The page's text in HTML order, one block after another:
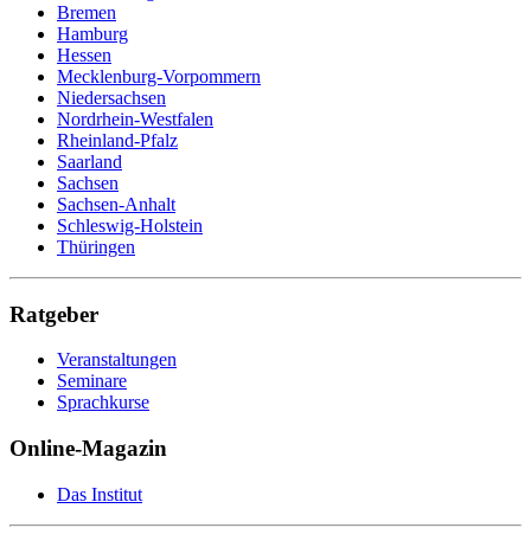
Bremen
Hamburg
Hessen
Mecklenburg-Vorpommern
Niedersachsen
Nordrhein-Westfalen
Rheinland-Pfalz
Saarland
Sachsen
Sachsen-Anhalt
Schleswig-Holstein
Thüringen
Ratgeber
Veranstaltungen
Seminare
Sprachkurse
Online-Magazin
Das Institut